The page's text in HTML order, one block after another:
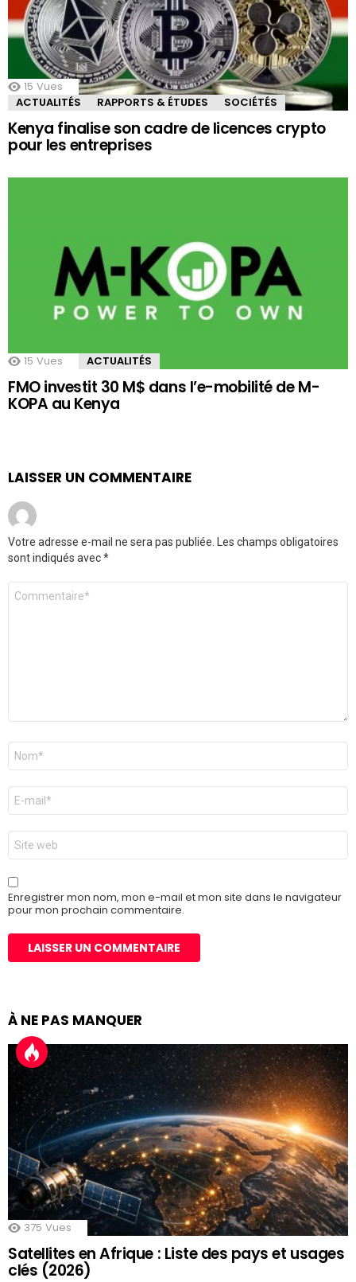
15 Vues
ACTUALITÉS
RAPPORTS & ÉTUDES SOCIÉTÉS
Kenya finalise son cadre de licences crypto
pour les entreprises
15 Vues ACTUALITÉS
FMO investit 30 M$ dans l’e-mobilité de M-
KOPA au Kenya
LAISSER UN COMMENTAIRE
Votre adresse e-mail ne sera pas publiée.
Les champs obligatoires
sont indiqués avec*
Commentaire
Nom
E-
mail
*
Site
web
Enregistrer mon nom, mon e-mail et mon site dans le navigateur
pour mon prochain commentaire.
À NE PAS MANQUER
375 Vues
Satellites en Afrique : Liste des pays et usages
clés (2026)